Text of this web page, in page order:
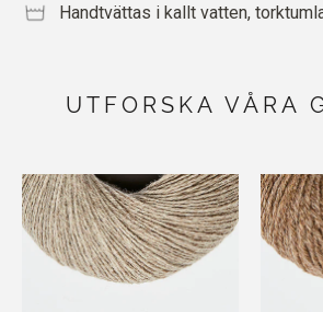
Handtvättas i kallt vatten,
UTFORSKA VÅRA